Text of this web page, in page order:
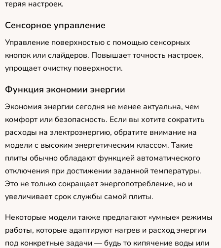
теряя настроек.
Сенсорное управление
Управление поверхностью с помощью сенсорных
кнопок или слайдеров. Повышает точность настроек,
упрощает очистку поверхности.
Функция экономии энергии
Экономия энергии сегодня не менее актуальна, чем
комфорт или безопасность. Если вы хотите сократить
расходы на электроэнергию, обратите внимание на
модели с высоким энергетическим классом. Такие
плиты обычно обладают функцией автоматического
отключения при достижении заданной температуры.
Это не только сокращает энергопотребление, но и
увеличивает срок службы самой плиты.
Некоторые модели также предлагают «умные» режимы
работы, которые адаптируют нагрев и расход энергии
под конкретные задачи — будь то кипячение воды или